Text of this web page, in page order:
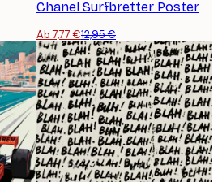
Chanel Surfbretter Poster
Ab 7,77 €12,95 €